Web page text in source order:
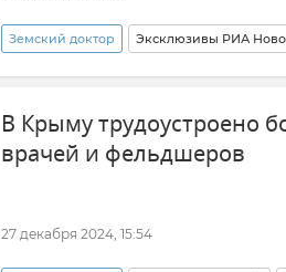
Земский доктор Эксклюзивы РИА
Общество Здравоохранение в
В Крыму трудоустроено
врачей и фельдшеров
27 декабря 2024, 15:54